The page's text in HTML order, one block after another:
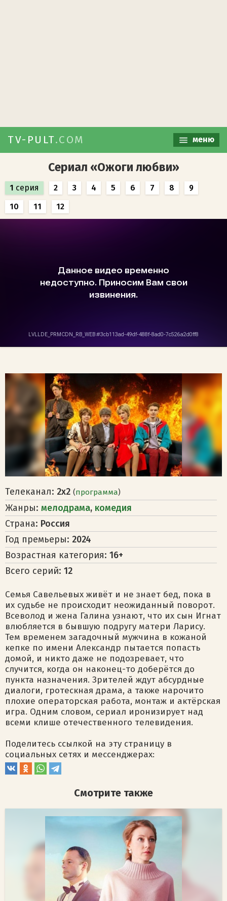
TV-PULT.COM меню
Сериал «Ожоги любви»
1 серия 2 3 4 5 6 7 8
9
10
11 12
Телеканал: 2х2 (программа)
Жанры: мелодрама, комедия
Страна: Россия
Год премьеры: 2024
Возрастная категория: 16+
Всего серий: 12
Семья Савельевых живёт и не знает бед, пока в
их судьбе не происходит неожиданный поворот.
Всеволод и жена Галина узнают, что их сын Игнат
влюбляется в бывшую подругу матери Ларису.
Тем временем загадочный мужчина в кожаной
кепке по имени Александр пытается попасть
домой, и никто даже не подозревает, что
случится, когда он наконец-то доберётся до
пункта назначения. Зрителей ждут абсурдные
диалоги, гротескная драма, а также нарочито
плохие операторская работа, монтаж и актёрская
игра. Одним словом, сериал иронизирует над
всеми клише отечественного телевидения.
Поделитесь ссылкой на эту страницу в
социальных сетях и мессенджерах:
Смотрите также